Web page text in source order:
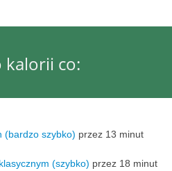
kalorii co:
(bardzo szybko) przez 13 minut
(szybko) przez 18 minut